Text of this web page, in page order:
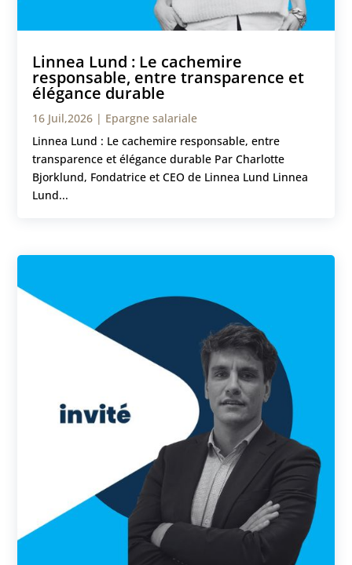
Linnea Lund : Le cachemire
responsable, entre transparence et
élégance durable
16 Juil,2026 | Epargne salariale
Linnea Lund : Le cachemire responsable, entre
transparence et élégance durable Par Charlotte
Bjorklund, Fondatrice et CEO de Linnea Lund Linnea
Lund...